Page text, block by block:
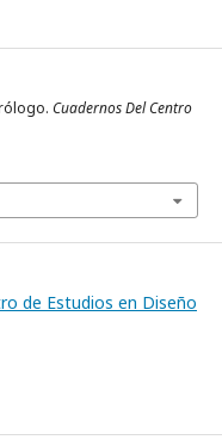
Cuadernos Del Centro
de Estudios en Diseño